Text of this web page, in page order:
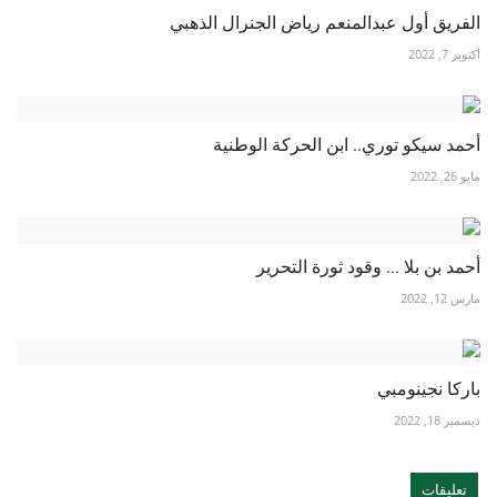
الفريق أول عبدالمنعم رياض الجنرال الذهبي
أكتوبر 7, 2022
أحمد سيكو توري.. ابن الحركة الوطنية
مايو 26, 2022
أحمد بن بلا ... وقود ثورة التحرير
مارس 12, 2022
باركا نجينومبي
ديسمبر 18, 2022
تعليقات